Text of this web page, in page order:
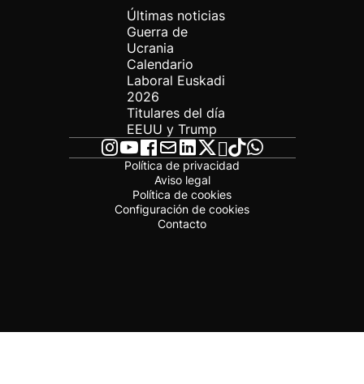
Últimas noticias
Guerra de
Ucrania
Calendario
Laboral Euskadi
2026
Titulares del día
EEUU y Trump
Política de privacidad
Aviso legal
Política de cookies
Configuración de cookies
Contacto